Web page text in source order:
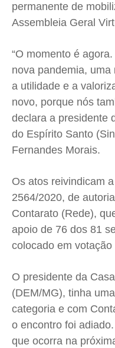
Publicidade Legal
Quem Somos
Contato
Anuncie
Privacidade
Publicidade Legal
Quem Somos
Contato
Anuncie
Privacidade
Publicidade Legal
Quem Somos
Contato
Anuncie
Privacidade
Publicidade Legal
Quem Somos
Contato
Anuncie
Privacidade
permanente de
Assembleia Geral
“O momento é
nova pandemia,
a utilidade e a
novo, porque nós
declara a presidente
do Espírito Santo
Fernandes Morais.
Os atos reivindicam
2564/2020, de
Contarato (Rede),
apoio de 76 dos 81
colocado em votação
O presidente da
(DEM/MG), tinha
categoria e com
o encontro foi
que ocorra na